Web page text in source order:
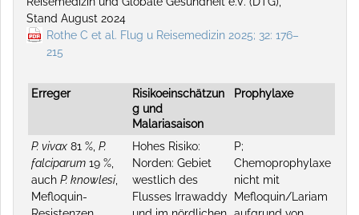
Stand August 2024
Rothe C et al. Flug u Reisemedizin 2025; 32: 176–
215
Erreger
Risikoeinschätzun
g und
Malariasaison
Prophylaxe
P. vivax 81 %, P.
falciparum 19 %,
auch P. knowlesi
Mefloquin-
Hohes Risiko:
Norden: Gebiet
westlich des
Flusses Irrawaddy
P;
Chemoprophylaxe
nicht mit
Mefloquin/Lariam